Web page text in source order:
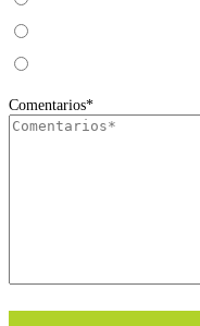
Comentarios*